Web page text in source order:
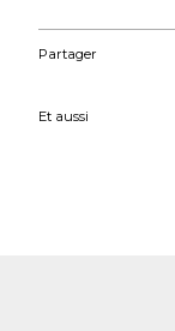
Partager
Et aussi